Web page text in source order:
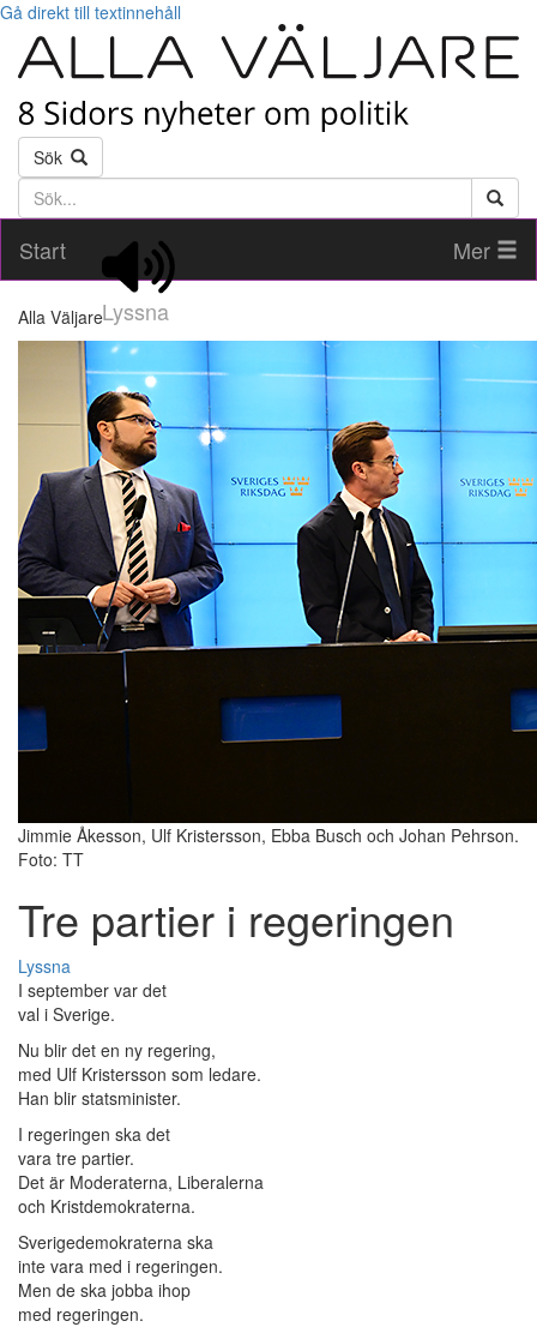
Gå direkt till textinnehåll
Sök
Söktext
Start
Lyssna
Mer
Alla Väljare
Jimmie Åkesson, Ulf Kristersson, Ebba Busch och Johan Pehrson.
Foto: TT
Tre partier i regeringen
Lyssna
I september var det
val i Sverige.
Nu blir det en ny regering,
med Ulf Kristersson som ledare.
Han blir statsminister.
I regeringen ska det
vara tre partier.
Det är Moderaterna, Liberalerna
och Kristdemokraterna.
Sverigedemokraterna ska
inte vara med i regeringen.
Men de ska jobba ihop
med regeringen.